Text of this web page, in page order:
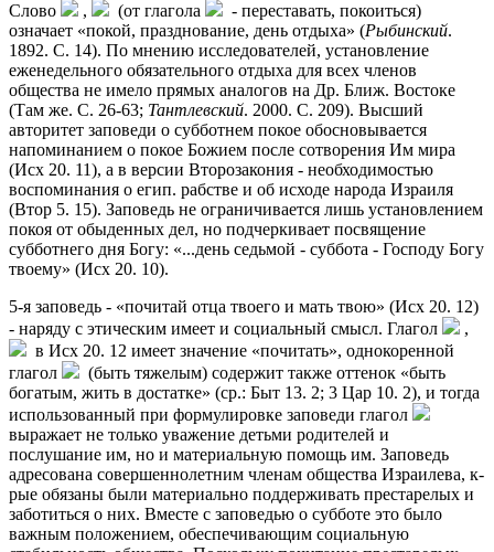
Слово
, (от глагола
- переставать, покоиться)
означает «покой, празднование, день отдыха» (Рыбинский.
1892. C. 14). По мнению исследователей, установление
еженедельного обязательного отдыха для всех членов
общества не имело прямых аналогов на Др. Ближ. Востоке
(Там же. C. 26-63; Тантлевский. 2000. С. 209). Высший
авторитет заповеди о субботнем покое обосновывается
напоминанием о покое Божием после сотворения Им мира
(Исх 20. 11), а в версии Второзакония - необходимостью
воспоминания о егип. рабстве и об исходе народа Израиля
(Втор 5. 15). Заповедь не ограничивается лишь установлением
покоя от обыденных дел, но подчеркивает посвящение
субботнего дня Богу: «...день седьмой - суббота - Господу Богу
твоему» (Исх 20. 10).
5-я заповедь - «почитай отца твоего и мать твою» (Исх 20. 12)
- наряду с этическим имеет и социальный смысл. Глагол
,
в Исх 20. 12 имеет значение «почитать», однокоренной
глагол
(быть тяжелым) содержит также оттенок «быть
богатым, жить в достатке» (ср.: Быт 13. 2; 3 Цар 10. 2), и тогда
использованный при формулировке заповеди глагол
выражает не только уважение детьми родителей и
послушание им, но и материальную помощь им. Заповедь
адресована совершеннолетним членам общества Израилева, к-
рые обязаны были материально поддерживать престарелых и
заботиться о них. Вместе с заповедью о субботе это было
важным положением, обеспечивающим социальную